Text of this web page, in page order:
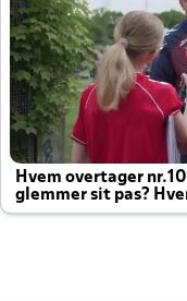
Hvem overtager
glemmer sit pas?
altid til efter kampe?